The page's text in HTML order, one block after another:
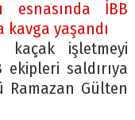
esnasında İBB
kavga yaşandı
kaçak işletmeyi
saldırıya
Ramazan Gülten